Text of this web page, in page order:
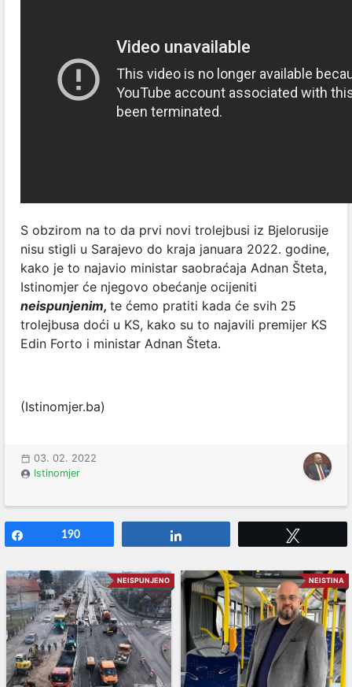
S obzirom na to da prvi novi trolejbusi iz Bjelorusije
nisu stigli u Sarajevo do kraja januara 2022. godine,
kako je to najavio ministar saobraćaja Adnan Šteta,
Istinomjer će njegovo obećanje ocijeniti
neispunjenim, te ćemo pratiti kada će svih 25
trolejbusa doći u KS, kako su to najavili premijer KS
Edin Forto i ministar Adnan Šteta.
(Istinomjer.ba)
03. 02. 2022
Istinomjer
190
NEISPUNJENO NEISTINA